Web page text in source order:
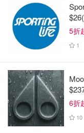
前总理贾斯廷·特鲁
税的应税比例提高
率。此举招致了尤
拿大的竞争力。
然
克·卡尼从未担任加
据评审原则，我们忠
不过，一项较早的
施仍然保留。2021
5折
1
6折
10